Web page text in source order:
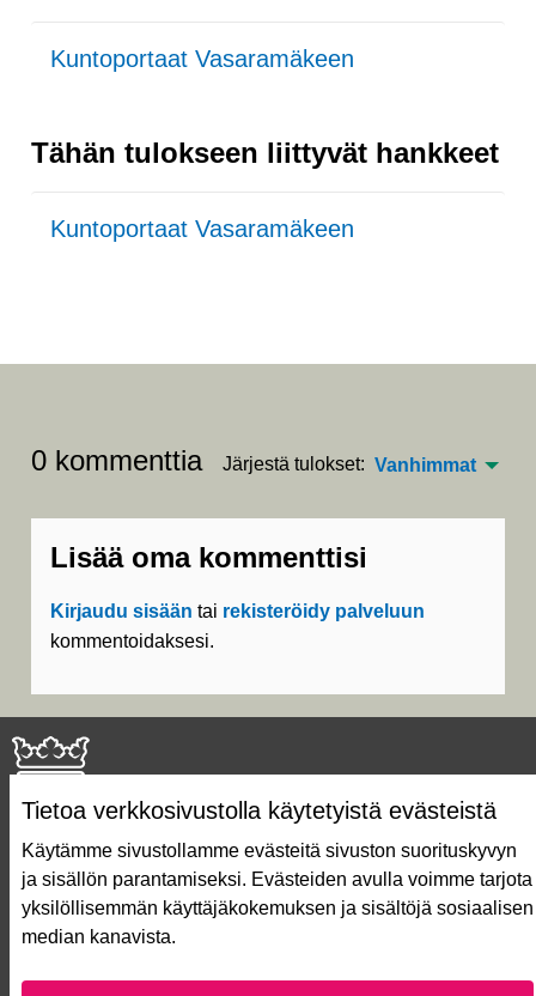
Tietoa verkkosivustolla käytetyistä evästeistä
Käytämme sivustollamme evästeitä sivuston suorituskyvyn
ja sisällön parantamiseksi. Evästeiden avulla voimme tarjota
yksilöllisemmän käyttäjäkokemuksen ja sisältöjä sosiaalisen
median kanavista.
Kuntoportaat Vasaramäkeen
Tähän tulokseen liittyvät hankkeet
Kuntoportaat Vasaramäkeen
0 kommenttia Järjestä tulokset: Vanhimmat
Lisää oma kommenttisi
Kirjaudu sisään tai rekisteröidy palveluun
kommentoidaksesi.
Näin äänestät Asukasbudjetissa
Asukasbudjetin vaiheet
Usein kysytyt kysymykset